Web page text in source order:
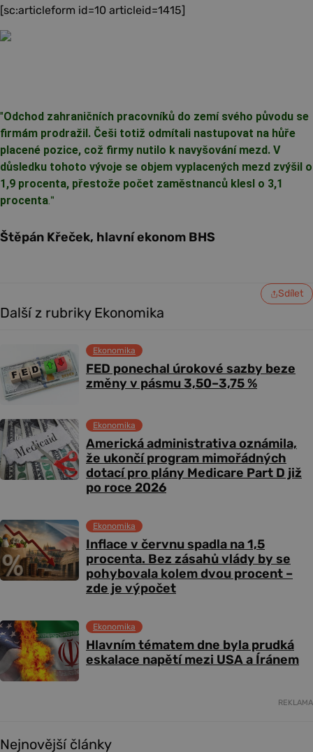
[sc:articleform id=10 articleid=1415]
"Odchod zahraničních pracovníků do zemí svého původu se
firmám prodražil. Češi totiž odmítali nastupovat na hůře
placené pozice, což firmy nutilo k navyšování mezd. V
důsledku tohoto vývoje se objem vyplacených mezd zvýšil o
1,9 procenta, přestože počet zaměstnanců klesl o 3,1
procenta."
Štěpán Křeček, hlavní ekonom BHS
Sdílet
Další z rubriky Ekonomika
FED ponechal úrokové sazby beze
změny v pásmu 3,50–3,75 %
Ekonomika
Americká administrativa oznámila,
že ukončí program mimořádných
dotací pro plány Medicare Part D již
po roce 2026
Ekonomika
Inflace v červnu spadla na 1,5
procenta. Bez zásahů vlády by se
pohybovala kolem dvou procent –
zde je výpočet
Ekonomika
Hlavním tématem dne byla prudká
eskalace napětí mezi USA a Íránem
Ekonomika
REKLAMA
Nejnovější články